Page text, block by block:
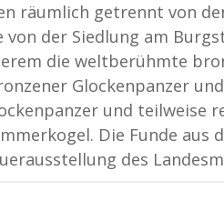
räumlich getrennt von
der Siedlung am
die weltberühmte
Glockenpanzer
und teilweise
Die Funde aus
des